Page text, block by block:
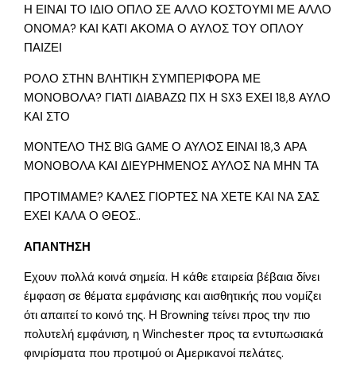
Η ΕΙΝΑΙ ΤΟ ΙΔΙΟ ΟΠΛΟ ΣΕ ΑΛΛΟ ΚΟΣΤΟΥΜΙ ΜΕ ΑΛΛΟ
ΟΝΟΜΑ? ΚΑΙ ΚΑΤΙ ΑΚΟΜΑ Ο ΑΥΛΟΣ ΤΟΥ ΟΠΛΟΥ
ΠΑΙΖΕΙ
ΡΟΛΟ ΣΤΗΝ ΒΛΗΤΙΚΗ ΣΥΜΠΕΡΙΦΟΡΑ ΜΕ
ΜΟΝΟΒΟΛΑ? ΓΙΑΤΙ ΔΙΑΒΑΖΩ ΠΧ Η SX3 ΕΧΕΙ 18,8 ΑΥΛΟ
ΚΑΙ ΣΤΟ
ΜΟΝΤΕΛΟ ΤΗΣ BIG GAME Ο ΑΥΛΟΣ ΕΙΝΑΙ 18,3 ΑΡΑ
ΜΟΝΟΒΟΛΑ ΚΑΙ ΔΙΕΥΡΗΜΕΝΟΣ ΑΥΛΟΣ ΝΑ ΜΗΝ ΤΑ
ΠΡΟΤΙΜΑΜΕ? ΚΑΛΕΣ ΓΙΟΡΤΕΣ ΝΑ ΧΕΤΕ ΚΑΙ ΝΑ ΣΑΣ
ΕΧΕΙ ΚΑΛΑ Ο ΘΕΟΣ..
ΑΠΑΝΤΗΣΗ
Εχουν πολλά κοινά σημεία. Η κάθε εταιρεία βέβαια δίνει
έμφαση σε θέματα εμφάνισης και αισθητικής που νομίζει
ότι απαιτεί το κοινό της. Η Browning τείνει προς την πιο
πολυτελή εμφάνιση, η Winchester προς τα εντυπωσιακά
φινιρίσματα που προτιμού οι Αμερικανοί πελάτες.